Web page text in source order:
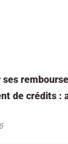
ses
de crédits :